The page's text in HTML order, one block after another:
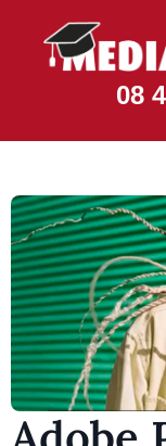
08